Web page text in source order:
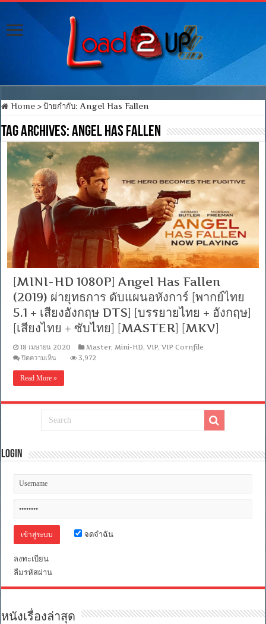
Home > ป้ายกำกับ:Angel Has Fallen
Tag Archives:Angel Has Fallen
[MINI-HD 1080P] Angel Has Fallen
(2019) ผ่ายุทธการ ดับแผนอหังการ์ [พากย์ไทย
5.1 + เสียงอังกฤษ DTS] [บรรยายไทย + อังกฤษ]
[เสียงไทย + ซับไทย] [MASTER] [MKV]
18 เมษายน 2020 Master, Mini-HD,VIP,VIP Cornfile
ปิดความเห็น
1080P]
Has
(2019)
แผน
5.1
อังกฤษ
[เสียง
ซับ
3,972
Read More »
Login
จดจำฉัน
ลงทะเบียน
ลืมรหัสผ่าน
หนังเรื่องล่าสุด